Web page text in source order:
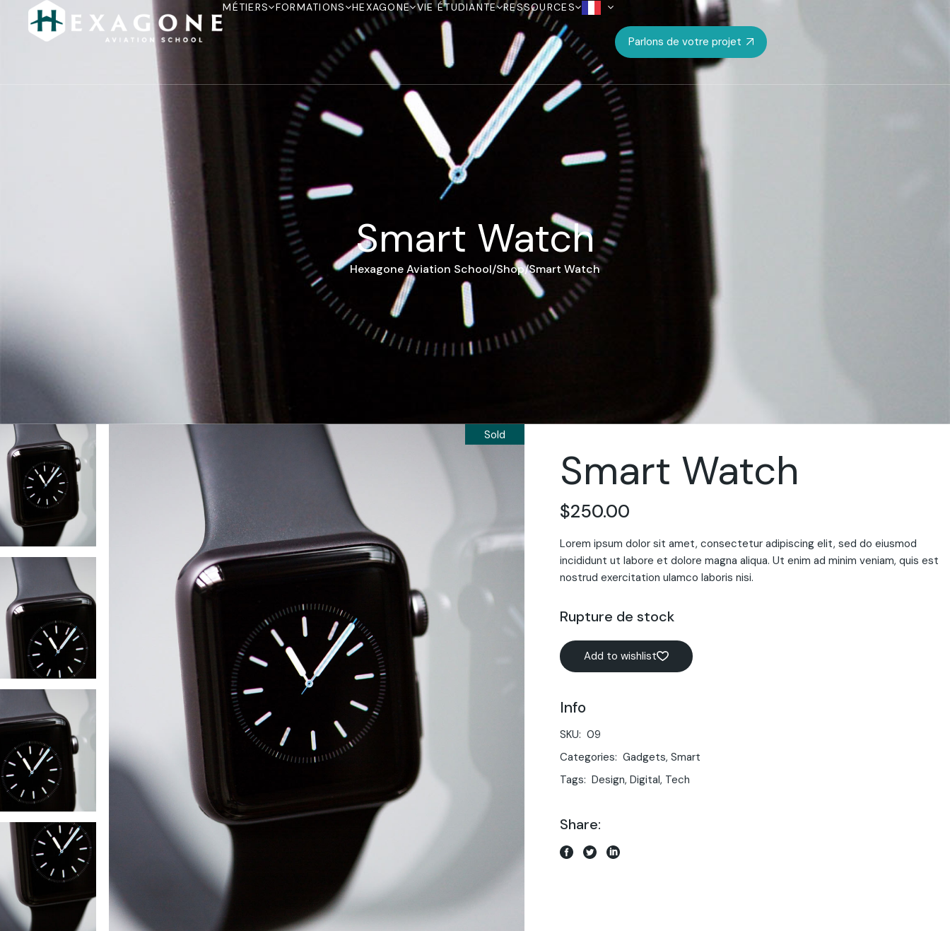
MÉTIERS FORMATIONS HEXAGONE VIE ÉTUDIANTE RESSOURCES
Parlons de votre projet
Smart Watch
Hexagone Aviation School Shop Smart Watch
Sold
Smart Watch
$250.00
Lorem ipsum dolor sit amet, consectetur adipiscing elit, sed do eiusmod
incididunt ut labore et dolore magna aliqua. Ut enim ad minim veniam, quis est
nostrud exercitation ulamco laboris nisi.
Rupture de stock
Add to wishlist
Info
SKU: 09
Categories: Gadgets, Smart
Tags: Design, Digital, Tech
Share: